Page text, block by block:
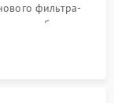
фильтра-
обдува,
петель.